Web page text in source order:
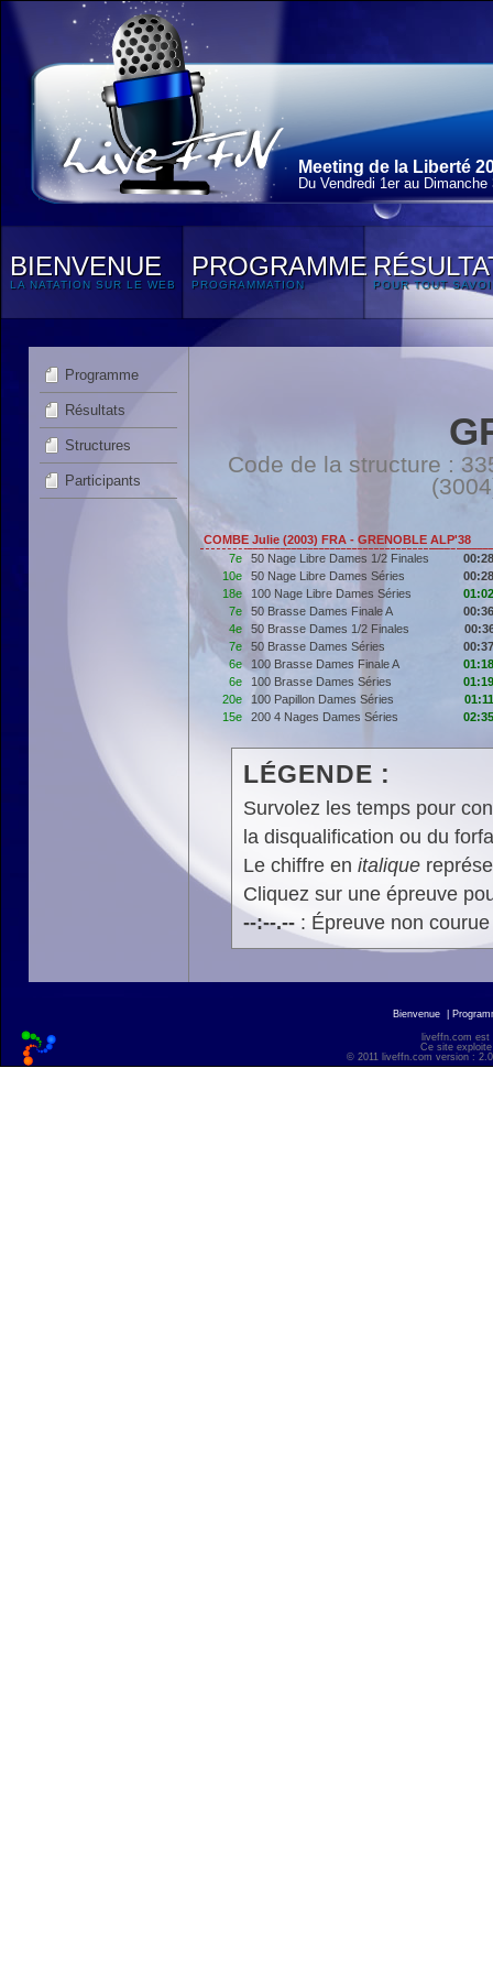
Meeting de la Liberté
Du Vendredi 1erau Dimanche
BIENVENUE
LA NATATION SUR LE WEB
PROGRAMME
PROGRAMMATION POUR TOUT
Programme
Résultats
Structures
Participants
Code de la structure :
COMBE Julie (2003) FRA - GRENOBLE ALP'38
7e
50 Nage Libre Dames 1/2 Finales
10e
50 Nage Libre Dames Séries
18e
100 Nage Libre Dames Séries
7e
50 Brasse Dames Finale A
4e
50 Brasse Dames 1/2 Finales
7e
50 Brasse Dames Séries
6e
100 Brasse Dames Finale A
6e
100 Brasse Dames Séries
20e
100 Papillon Dames Séries
15e
200 4 Nages Dames Séries
LÉGENDE :
Survolez les temps pour
la disqualification ou du
Le chiffre en italique
Cliquez sur une épreuve
--:--.--: Épreuve non
Bienvenue
liveffn.com est
Ce site
© 2011 liveffn.com version :